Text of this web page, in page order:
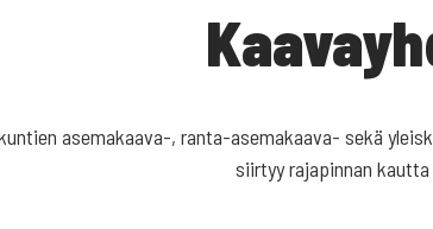
asemakaava-, ranta-asemakaava- sekä
siirtyy rajapinnan